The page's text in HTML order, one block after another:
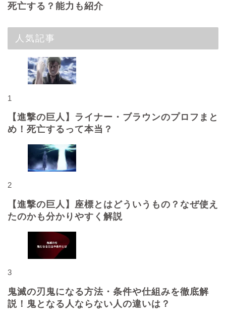
死亡する？能力も紹介
人気記事
1
【進撃の巨人】ライナー・ブラウンのプロフまと
め！死亡するって本当？
2
【進撃の巨人】座標とはどういうもの？なぜ使え
たのかも分かりやすく解説
3
鬼滅の刃鬼になる方法・条件や仕組みを徹底解
説！鬼となる人ならない人の違いは？